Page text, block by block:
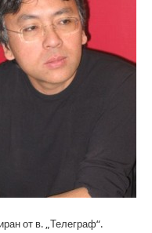
от в. „Телеграф“.